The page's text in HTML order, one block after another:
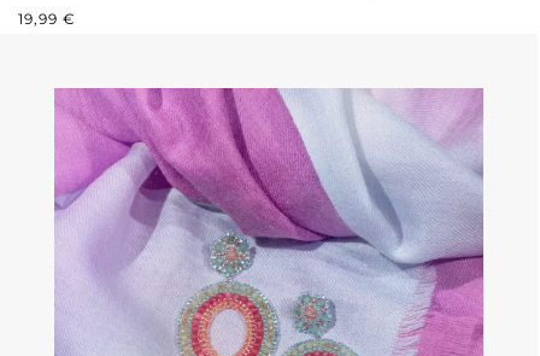
PRIX RÉGULIER :
19,99 €